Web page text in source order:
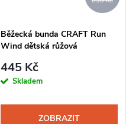
Běžecká bunda CRAFT Run
Wind dětská růžová
445 Kč
Skladem
ZOBRAZIT